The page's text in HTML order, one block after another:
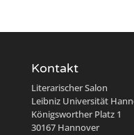
Kontakt
Literarischer Salon
Leibniz Universität
Königsworther Platz 1
30167 Hannover